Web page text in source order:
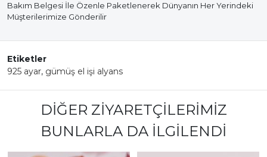
Bakım Belgesi İle Özenle Paketlenerek Dünyanın Her Yerindeki
Müşterilerimize Gönderilir
Etiketler
925 ayar, gümüş el işi alyans
DIĞER ZIYARETÇILERIMIZ
BUNLARLA DA İLGILENDI